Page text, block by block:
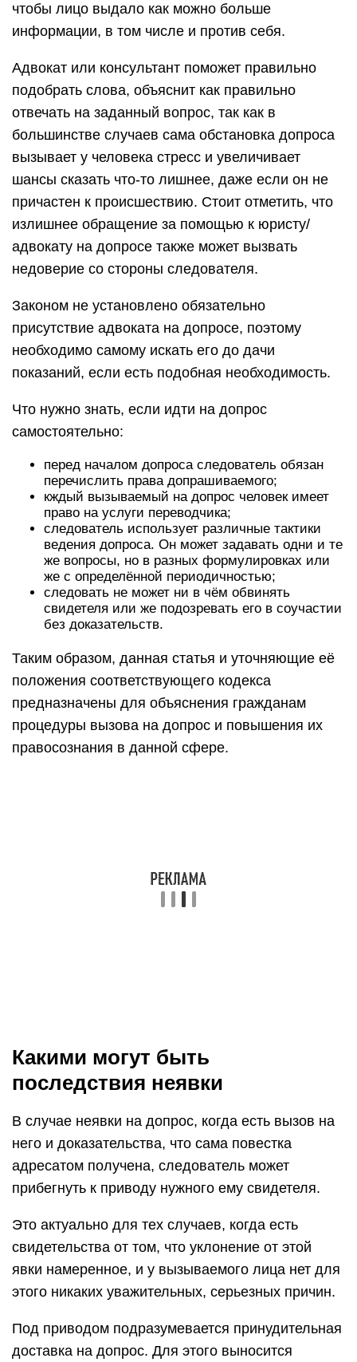
чтобы лицо выдало как можно больше
информации, в том числе и против себя.
Адвокат или консультант поможет правильно
подобрать слова, объяснит как правильно
отвечать на заданный вопрос, так как в
большинстве случаев сама обстановка допроса
вызывает у человека стресс и увеличивает
шансы сказать что-то лишнее, даже если он не
причастен к происшествию. Стоит отметить, что
излишнее обращение за помощью к юристу/
адвокату на допросе также может вызвать
недоверие со стороны следователя.
Законом не установлено обязательно
присутствие адвоката на допросе, поэтому
необходимо самому искать его до дачи
показаний, если есть подобная необходимость.
Что нужно знать, если идти на допрос
самостоятельно:
перед началом допроса следователь обязан
перечислить права допрашиваемого;
кждый вызываемый на допрос человек имеет
право на услуги переводчика;
следователь использует различные тактики
ведения допроса. Он может задавать одни и те
же вопросы, но в разных формулировках или
же с определённой периодичностью;
следовать не может ни в чём обвинять
свидетеля или же подозревать его в соучастии
без доказательств.
Таким образом, данная статья и уточняющие её
положения соответствующего кодекса
предназначены для объяснения гражданам
процедуры вызова на допрос и повышения их
правосознания в данной сфере.
Какими могут быть
последствия неявки
В случае неявки на допрос, когда есть вызов на
него и доказательства, что сама повестка
адресатом получена, следователь может
прибегнуть к приводу нужного ему свидетеля.
Это актуально для тех случаев, когда есть
свидетельства от том, что уклонение от этой
явки намеренное, и у вызываемого лица нет для
этого никаких уважительных, серьезных причин.
Под приводом подразумевается принудительная
доставка на допрос. Для этого выносится